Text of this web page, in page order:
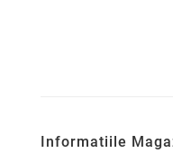
Informatiile